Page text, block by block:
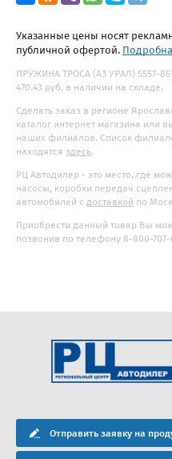
Указанные цены носят
публичной офертой.
ПРУЖИНА ТРОСА (АЗ УРАЛ) 5557-
470.43 руб. в наличии на складе.
Сделать заказ в регионе
каталог интернет магазина или
наших филиалов. Список
находятся здесь.
РЦ Автодилер - это место, где
насосы, коробки передач
автомобилей с доставкой по
Приобрести данный товар Вы
позвонив по телефону 8-800-
Отправить заявку на